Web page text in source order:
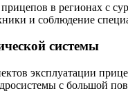
в регионах с
и соблюдение
системы
эксплуатации
с большой